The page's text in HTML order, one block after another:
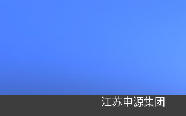
江苏申源集团